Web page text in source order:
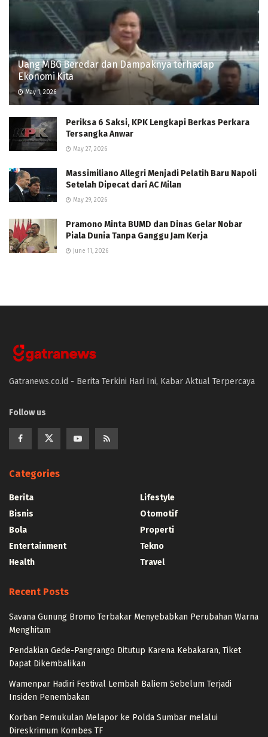
Uang MBG Beredar dan Dampaknya terhadap
Ekonomi Kita
May 1, 2026
Periksa 6 Saksi, KPK Lengkapi Berkas Perkara
Tersangka Anwar
May 27, 2026
Massimiliano Allegri Menjadi Pelatih Baru Napoli
Setelah Dipecat dari AC Milan
May 29, 2026
Pramono Minta BUMD dan Dinas Gelar Nobar
Piala Dunia Tanpa Ganggu Jam Kerja
June 11, 2026
Gatranews.co.id - Berita Terkini Hari Ini, Kabar Aktual Terpercaya
Follow us
Categories
Berita
Bisnis
Bola
Entertainment
Health
Lifestyle
Otomotif
Properti
Tekno
Travel
Recent Posts
Savana Gunung Bromo Terbakar Menyebabkan Perubahan Warna
Menghitam
Pendakian Gede-Pangrango Ditutup Karena Kebakaran, Tiket
Dapat Dikembalikan
Wamenpar Hadiri Festival Lembah Baliem Sebelum Terjadi
Insiden Penembakan
Korban Pemukulan Melapor ke Polda Sumbar melalui
Direskrimum Kombes TF